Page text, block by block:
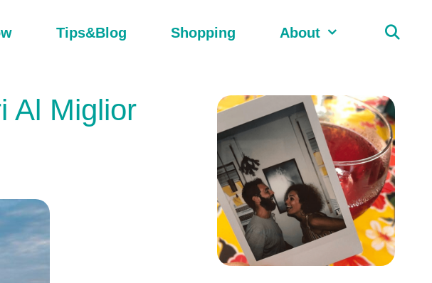
Tips&Blog Shopping About
Al Miglior